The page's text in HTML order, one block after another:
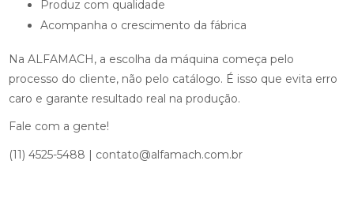
Produz com qualidade
Acompanha o crescimento da fábrica
Na ALFAMACH, a escolha da máquina começa pelo
processo do cliente, não pelo catálogo. É isso que evita erro
caro e garante resultado real na produção.
Fale com a gente!
(11) 4525-5488 | contato@alfamach.com.br